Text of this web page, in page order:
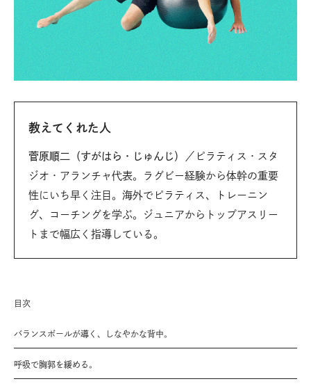
教えてくれた人
菅原順二（すがはら・じゅんじ）
／ピラティス・スタ
ジオ・アランチャ代表。ラグビー経験から体幹の重要
性にいち早く注目。海外でピラティス、トレーニン
グ、コーチングを学ぶ。ジュニアからトップアスリー
トまで幅広く指導している。
目次
バランスボールが導く、しなやかな背中。
呼吸で胸郭を緩める。